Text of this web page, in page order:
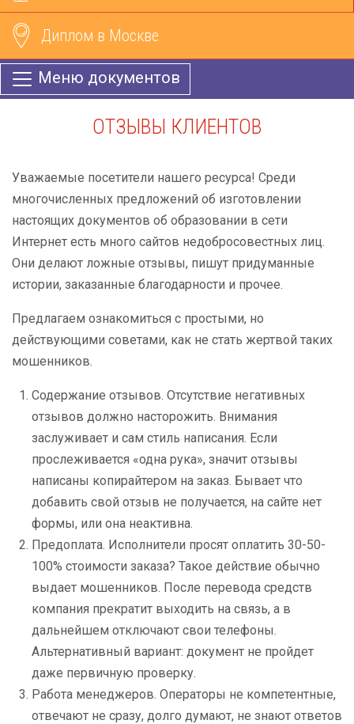
Диплом в Москве
Меню документов
ОТЗЫВЫ КЛИЕНТОВ
Уважаемые посетители нашего ресурса! Среди
многочисленных предложений об изготовлении
настоящих документов об образовании в сети
Интернет есть много сайтов недобросовестных лиц.
Они делают ложные отзывы, пишут придуманные
истории, заказанные благодарности и прочее.
Предлагаем ознакомиться с простыми, но
действующими советами, как не стать жертвой таких
мошенников.
Содержание отзывов. Отсутствие негативных
отзывов должно насторожить. Внимания
заслуживает и сам стиль написания. Если
прослеживается «одна рука», значит отзывы
написаны копирайтером на заказ. Бывает что
добавить свой отзыв не получается, на сайте нет
формы, или она неактивна.
Предоплата. Исполнители просят оплатить 30-50-
100% стоимости заказа? Такое действие обычно
выдает мошенников. После перевода средств
компания прекратит выходить на связь, а в
дальнейшем отключают свои телефоны.
Альтернативный вариант: документ не пройдет
даже первичную проверку.
Работа менеджеров. Операторы не компетентные,
отвечают не сразу, долго думают, не знают ответов